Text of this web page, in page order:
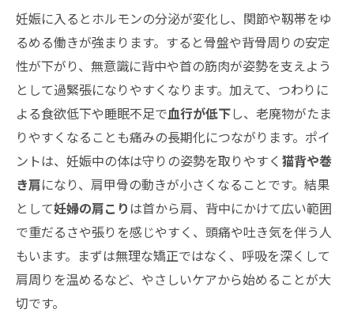
チでスッキリ
肩甲骨まわりをほぐす動的エクササイズで
軽やかに
妊婦の肩こりをパートナーと一緒に！安全なマ
ッサージとツボ押しのポイント
肩と首に負担をかけない揉みほぐしの基本
ツボ押しは安全性を優先して限定的に行う
コツ
妊婦の肩こりに使える湿布やお灸・マッサージ
機の可否と注意したいポイント
湿布や磁気グッズの使用は成分確認をしっ
かりしよう
妊娠に入るとホルモンの分泌が変化し、関節や靱帯をゆ
るめる働きが強まります。すると骨盤や背骨周りの安定
性が下がり、無意識に背中や首の筋肉が姿勢を支えよう
として過緊張になりやすくなります。加えて、つわりに
よる食欲低下や睡眠不足で血行が低下し、老廃物がたま
りやすくなることも痛みの長期化につながります。ポイ
ントは、妊娠中の体は守りの姿勢を取りやすく 猫背や巻
き肩になり、肩甲骨の動きが小さくなることです。結果
として妊婦の肩こりは首から肩、背中にかけて広い範囲
で重だるさや張りを感じやすく、頭痛や吐き気を伴う人
もいます。まずは無理な矯正ではなく、呼吸を深くして
肩周りを温めるなど、やさしいケアから始めることが大
切です。